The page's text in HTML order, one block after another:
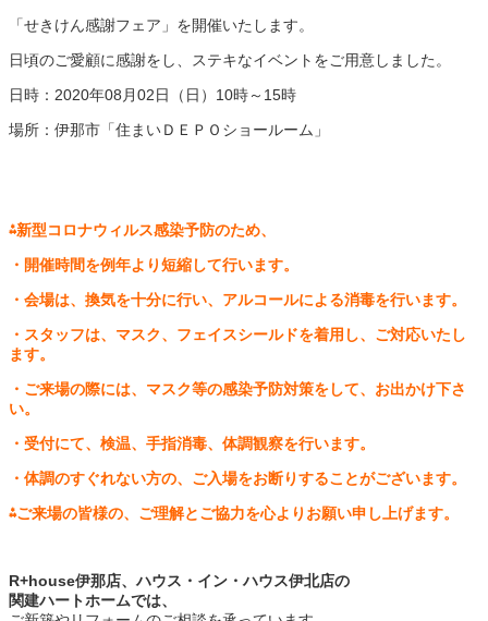
「せきけん感謝フェア」を開催いたします。
日頃のご愛顧に感謝をし、ステキなイベントをご用意しました。
日時：2020年08月02日（日）10時～15時
場所：伊那市「住まいＤＥＰＯショールーム」
⁂新型コロナウィルス感染予防のため、
・開催時間を例年より短縮して行います。
・会場は、換気を十分に行い、アルコールによる消毒を行います。
・スタッフは、マスク、フェイスシールドを着用し、ご対応いたし
ます。
・ご来場の際には、マスク等の感染予防対策をして、お出かけ下さ
い。
・受付にて、検温、手指消毒、体調観察を行います。
・体調のすぐれない方の、ご入場をお断りすることがございます。
⁂ご来場の皆様の、ご理解とご協力を心よりお願い申し上げます。
R+house伊那店、ハウス・イン・ハウス伊北店の
関建ハートホームでは、